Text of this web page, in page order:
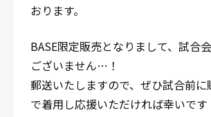
おります。
BASE限定販売となりまして、試合
ございません…！
郵送いたしますので、ぜひ試合前
で着用し応援いただければ幸いです